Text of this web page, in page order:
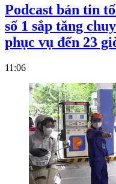
Podcast bản tin
số 1 sắp tăng
phục vụ đến 23
11:06